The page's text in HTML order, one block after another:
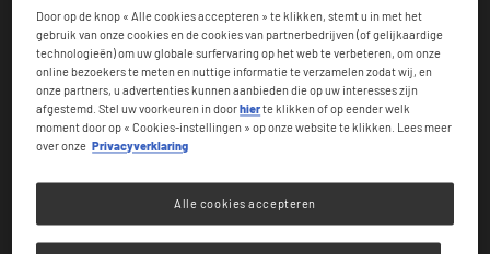
Medisch onderzoek
Medische onderzoeken bij
slikproblemen
Raadpleeg een zorgverlener voor een goede screening en
Door op de knop « Alle cookies accepteren » te klikken, stemt u in met het
gebruik van onze cookies en de cookies van partnerbedrijven (of gelijkaardige
technologieën) om uw globale surfervaring op het web te verbeteren, om onze
online bezoekers te meten en nuttige informatie te verzamelen zodat wij, en
onze partners, u advertenties kunnen aanbieden die op uw interesses zijn
afgestemd. Stel uw voorkeuren in doorhierte klikken of op eender welk
moment door op « Cookies-instellingen » op onze website te klikken. Lees meer
over onze Privacyverklaring
Alle cookies accepteren